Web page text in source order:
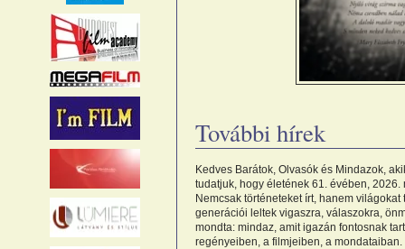
További hírek
Kedves Barátok, Olvasók és Mindazok,
tudatjuk, hogy életének 61. évében,
Nemcsak történeteket írt, hanem
generációi leltek vigaszra, válaszokra,
mondta: mindaz, amit igazán fontosnak
regényeiben, a filmjeiben, a